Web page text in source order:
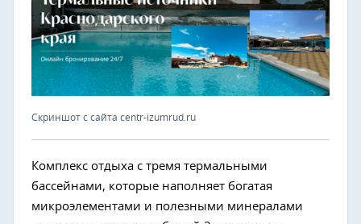
Скриншот с сайта centr-izumrud.ru
Комплекс отдыха с тремя термальными
бассейнами, которые наполняет богатая
микроэлементами и полезными минералами